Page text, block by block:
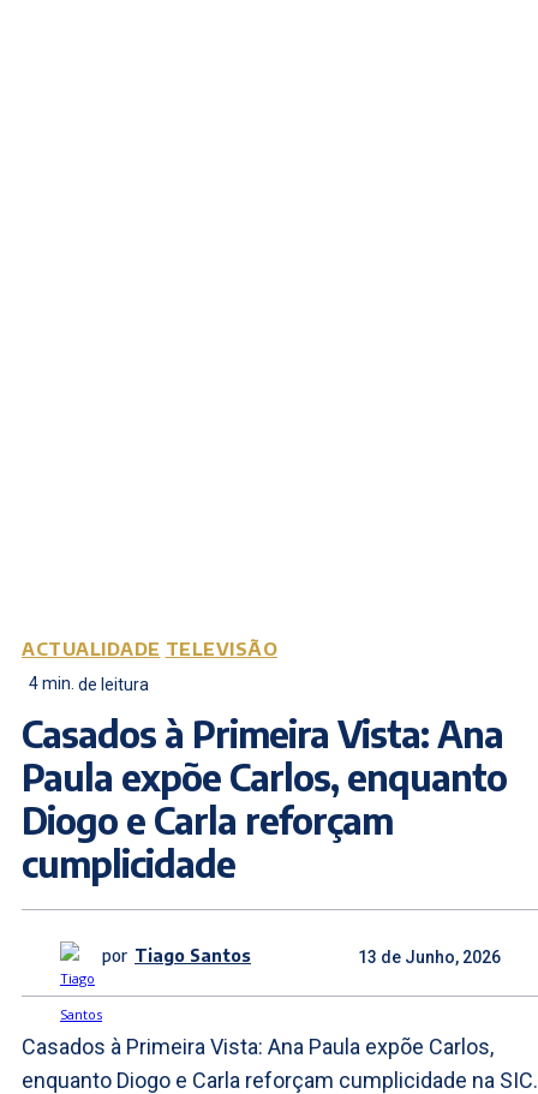
ACTUALIDADE TELEVISÃO
4min. de leitura
Casados à Primeira Vista: Ana
Paula expõe Carlos, enquanto
Diogo e Carla reforçam
cumplicidade
por Tiago Santos 13 de Junho, 2026
Casados à Primeira Vista: Ana Paula expõe Carlos,
enquanto Diogo e Carla reforçam cumplicidade na SIC.